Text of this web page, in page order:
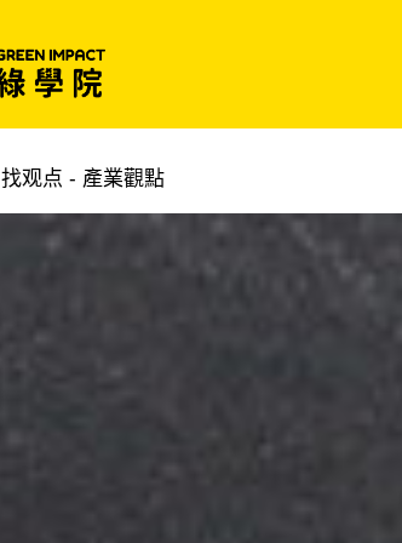
找观点 - 產業觀點